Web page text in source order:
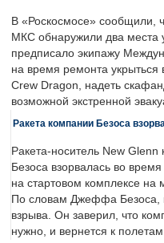
В «Роскосмосе» сообщили,
МКС обнаружили два места
предписало экипажу
на время ремонта укрыться
Crew Dragon, надеть
возможной экстренной
Ракета компании Безоса
Ракета-носитель New
Безоса взорвалась во
на стартовом комплексе
По словам Джеффа Безоса,
взрыва. Он заверил, что
нужно, и вернется к